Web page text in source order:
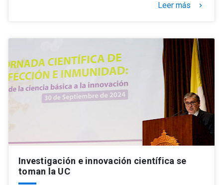
Leer más keyboard_arrow_right
Investigación e innovación científica se
toman la UC